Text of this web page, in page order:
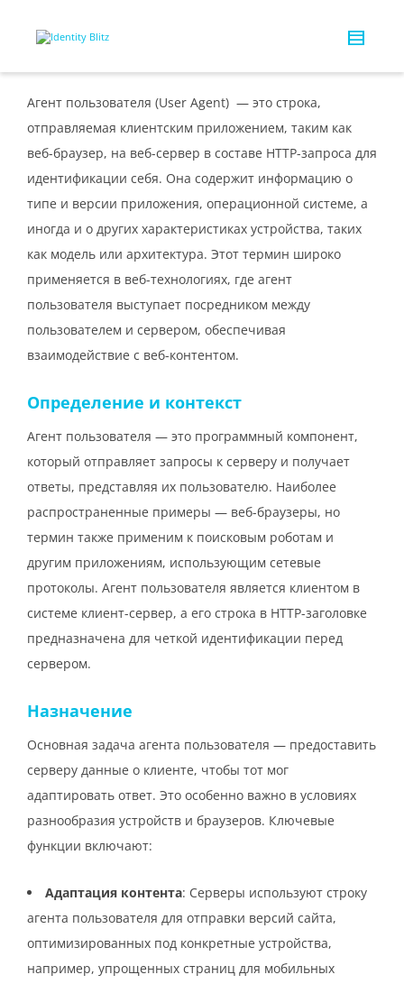
Агент пользователя (User Agent) — это строка,
отправляемая клиентским приложением, таким как
веб-браузер, на веб-сервер в составе HTTP-запроса для
идентификации себя. Она содержит информацию о
типе и версии приложения, операционной системе, а
иногда и о других характеристиках устройства, таких
как модель или архитектура. Этот термин широко
применяется в веб-технологиях, где агент
пользователя выступает посредником между
пользователем и сервером, обеспечивая
взаимодействие с веб-контентом.
Определение и контекст
Агент пользователя — это программный компонент,
который отправляет запросы к серверу и получает
ответы, представляя их пользователю. Наиболее
распространенные примеры — веб-браузеры, но
термин также применим к поисковым роботам и
другим приложениям, использующим сетевые
протоколы. Агент пользователя является клиентом в
системе клиент-сервер, а его строка в HTTP-заголовке
предназначена для четкой идентификации перед
сервером.
Назначение
Основная задача агента пользователя — предоставить
серверу данные о клиенте, чтобы тот мог
адаптировать ответ. Это особенно важно в условиях
разнообразия устройств и браузеров. Ключевые
функции включают:
Адаптация контента: Серверы используют строку
агента пользователя для отправки версий сайта,
оптимизированных под конкретные устройства,
например, упрощенных страниц для мобильных